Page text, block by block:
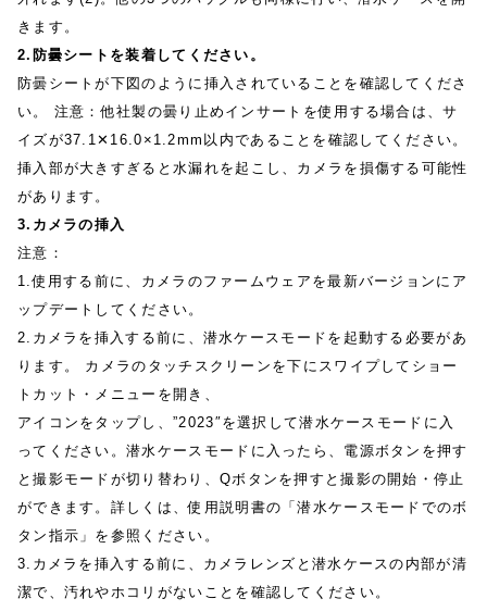
きます。
2.防曇シートを装着してください。
防曇シートが下図のように挿入されていることを確認してくださ
い。 注意：他社製の曇り止めインサートを使用する場合は、サ
イズが37.1✕16.0×1.2mm以内であることを確認してください。
挿入部が大きすぎると水漏れを起こし、カメラを損傷する可能性
があります。
3.カメラの挿入
注意：
1.使用する前に、カメラのファームウェアを最新バージョンにア
ップデートしてください。
2.カメラを挿入する前に、潜水ケースモードを起動する必要があ
ります。 カメラのタッチスクリーンを下にスワイプしてショー
トカット・メニューを開き、
アイコンをタップし、”2023″を選択して潜水ケースモードに入
ってください。潜水ケースモードに入ったら、電源ボタンを押す
と撮影モードが切り替わり、Qボタンを押すと撮影の開始・停止
ができます。詳しくは、使用説明書の「潜水ケースモードでのボ
タン指示」を参照ください。
3.カメラを挿入する前に、カメラレンズと潜水ケースの内部が清
潔で、汚れやホコリがないことを確認してください。